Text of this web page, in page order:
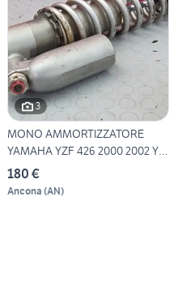
3
MONO AMMORTIZZATORE
YAMAHA YZF 426 2000 2002 YZ-
F
180 €
Ancona (AN)